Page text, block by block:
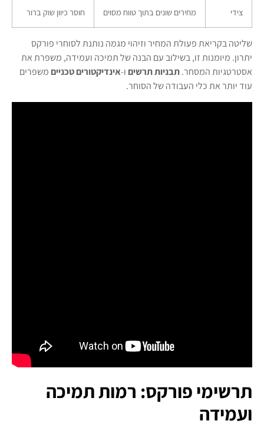
צידי מחירים שונים בתוך טווח מסוים חוסר כיוון שוק ברור
שליטה בקריאת פעולת המחיר וזיהוי מגמה נותנת לסוחרי פורקס
יתרון. מיומנות זו, בשילוב עם הבנה של תמיכה ועמידה, משפרת את
אסטרטגיות המסחר.תבניות תרשיםו-אינדיקטורים טכנייםמשפרים
עוד יותר את כלי העבודה של הסוחר.
תרשימי פורקס: רמות תמיכה
ועמידה